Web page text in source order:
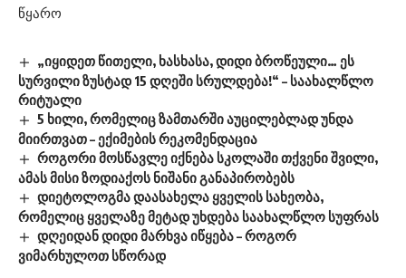
წყარო
„იყიდეთ წითელი, ხასხასა, დიდი ბროწეული… ეს
სურვილი ზუსტად 15 დღეში სრულდება!“ – საახალწლო
რიტუალი
5 ხილი, რომელიც ზამთარში აუცილებლად უნდა
მიირთვათ – ექიმების რეკომენდაცია
როგორი მოსწავლე იქნება სკოლაში თქვენი შვილი,
ამას მისი ზოდიაქოს ნიშანი განაპირობებს
დიეტოლოგმა დაასახელა ყველის სახეობა,
რომელიც ყველაზე მეტად უხდება საახალწლო სუფრას
დღეიდან დიდი მარხვა იწყება – როგორ
ვიმარხულოთ სწორად